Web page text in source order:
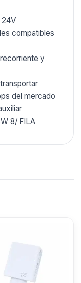
24V
compatibles
y
del mercado
8/ FILA